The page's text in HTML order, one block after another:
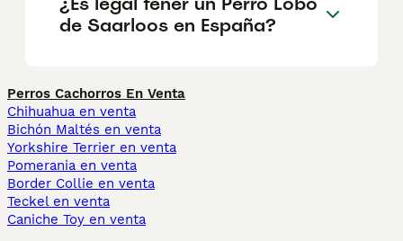
de Saarloos en España?
Perros Cachorros En Venta
Chihuahua en venta
Bichón Maltés en venta
Yorkshire Terrier en venta
Pomerania en venta
Border Collie en venta
Teckel en venta
Caniche Toy en venta